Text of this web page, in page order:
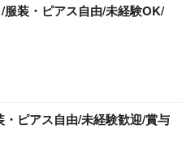
装・ピアス自由/未経験OK/
ピアス自由/未経験歓迎/賞与